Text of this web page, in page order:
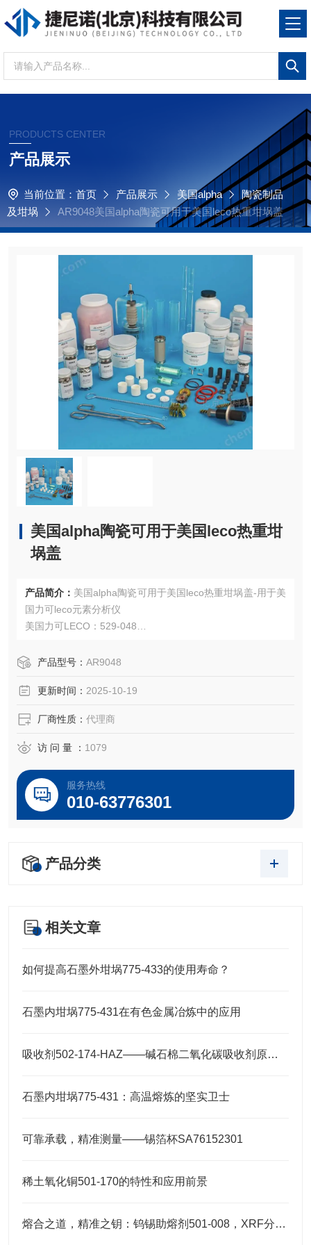
PRODUCTS CENTER
产品展示
当前位置： 首页 产品展示 美国alpha
陶瓷制品
及坩埚
AR9048美国alpha陶瓷可用于美国leco热重坩埚盖
美国alpha陶瓷可用于美国leco热重坩
埚盖
产品简介： 美国alpha陶瓷可用于美国leco热重坩埚盖-用于美
国力可leco元素分析仪
美国力可LECO：529-048
OEM厂商；我们提供的所有产品都是高质量高性价的，适用
产品型号： AR9048
更新时间： 2025-10-19
厂商性质： 代理商
访 问 量 ： 1079
服务热线
010-63776301
产品分类
相关文章
如何提高石墨外坩埚775-433的使用寿命？
石墨内坩埚775-431在有色金属冶炼中的应用
吸收剂502-174-HAZ——碱石棉二氧化碳吸收剂原理与元素分析及气体净化应用
石墨内坩埚775-431：高温熔炼的坚实卫士
可靠承载，精准测量——锡箔杯SA76152301
稀土氧化铜501-170的特性和应用前景
熔合之道，精准之钥：钨锡助熔剂501-008，XRF分析的伴侣